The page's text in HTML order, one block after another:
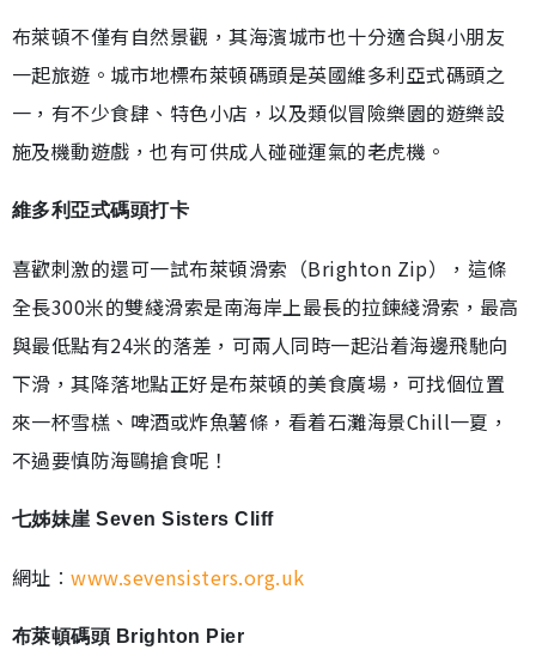
布萊頓不僅有自然景觀，其海濱城市也十分適合與小朋友
一起旅遊。城市地標布萊頓碼頭是英國維多利亞式碼頭之
一，有不少食肆、特色小店，以及類似冒險樂園的遊樂設
施及機動遊戲，也有可供成人碰碰運氣的老虎機。
維多利亞式碼頭打卡
喜歡刺激的還可一試布萊頓滑索（Brighton Zip），這條
全長300米的雙綫滑索是南海岸上最長的拉鍊綫滑索，最高
與最低點有24米的落差，可兩人同時一起沿着海邊飛馳向
下滑，其降落地點正好是布萊頓的美食廣場，可找個位置
來一杯雪榚、啤酒或炸魚薯條，看着石灘海景Chill一夏，
不過要慎防海鷗搶食呢！
七姊妹崖 Seven Sisters Cliff
網址︰www.sevensisters.org.uk
布萊頓碼頭 Brighton Pier